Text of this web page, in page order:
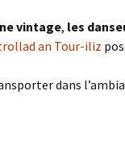
vintage, les
an Tour-iliz
dans